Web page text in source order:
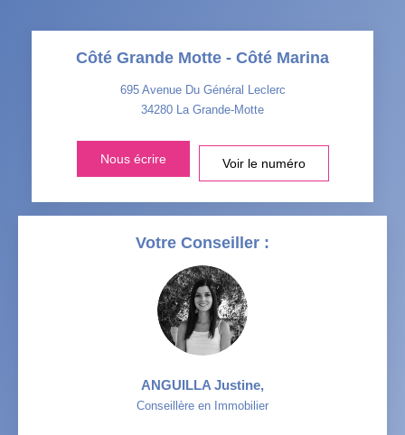
TAXE FONCIÈRE
PART DES MÉNAGES SANS
VOITURE
ECOLES ET CRÈCHES
Côté Grande Motte - Côté Marina
695 Avenue Du Général Leclerc
34280 La Grande-Motte
Nous écrire Voir le numéro
Votre Conseiller :
ANGUILLA Justine,
Conseillère en Immobilier